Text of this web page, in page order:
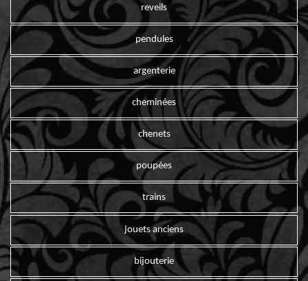
reveils
pendules
argenterie
cheminées
chenets
poupées
trains
jouets anciens
bijouterie